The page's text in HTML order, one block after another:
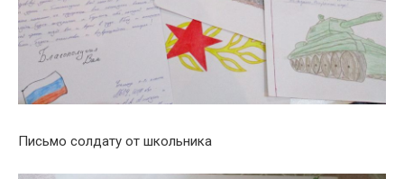
Письмо солдату от школьника